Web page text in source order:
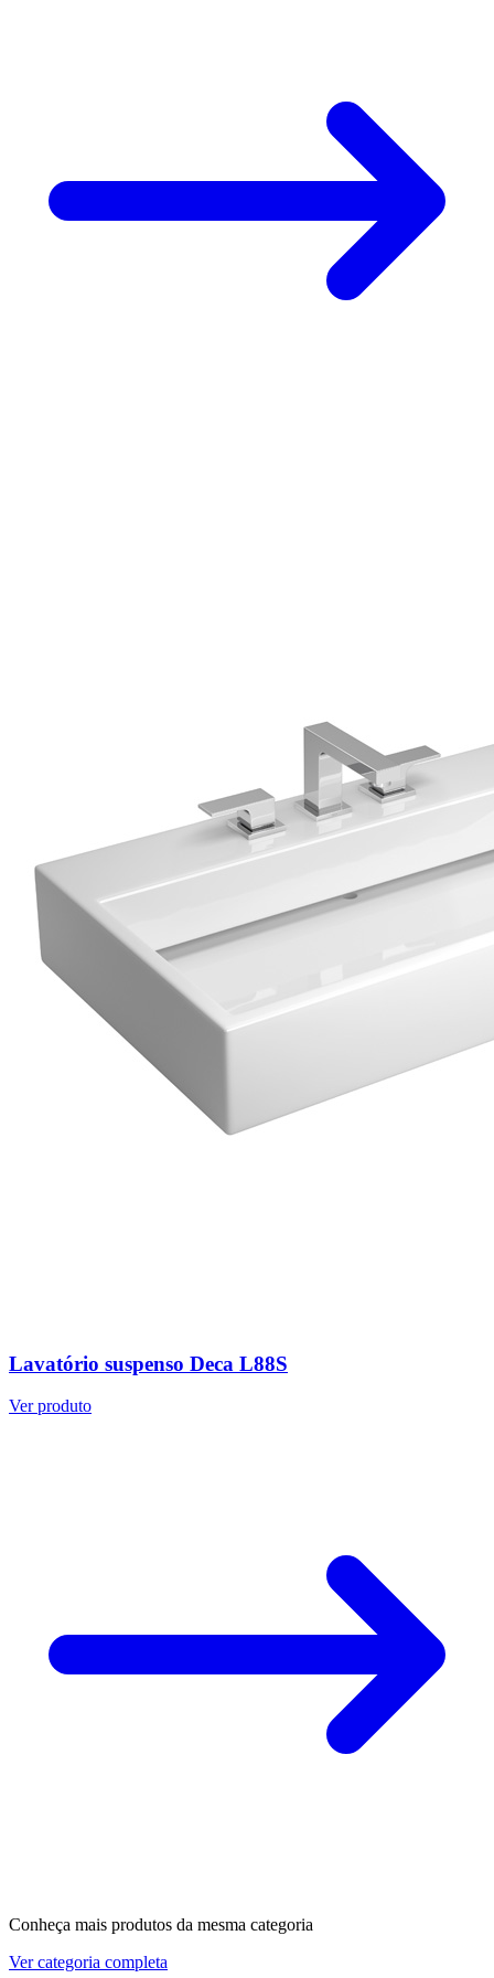
Lavatório suspenso Deca L88S
Ver produto
Conheça mais produtos da mesma categoria
Ver categoria completa